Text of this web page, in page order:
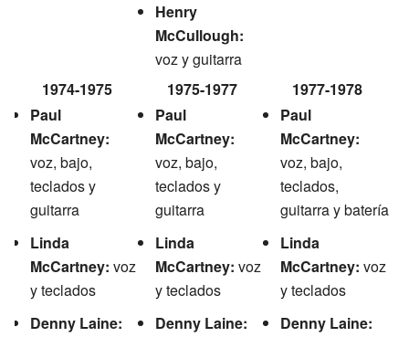
Henry
McCullough:
voz y guitarra
1974-1975 1975-1977
1977-1978
Paul
McCartney:
voz, bajo,
teclados y
guitarra
Linda
McCartney: voz
y teclados
Denny Laine:
Paul
McCartney:
voz, bajo,
teclados y
guitarra
Linda
McCartney: voz
y teclados
Denny Laine:
Paul
McCartney:
voz, bajo,
teclados,
guitarra y batería
Linda
McCartney: voz
y teclados
Denny Laine: